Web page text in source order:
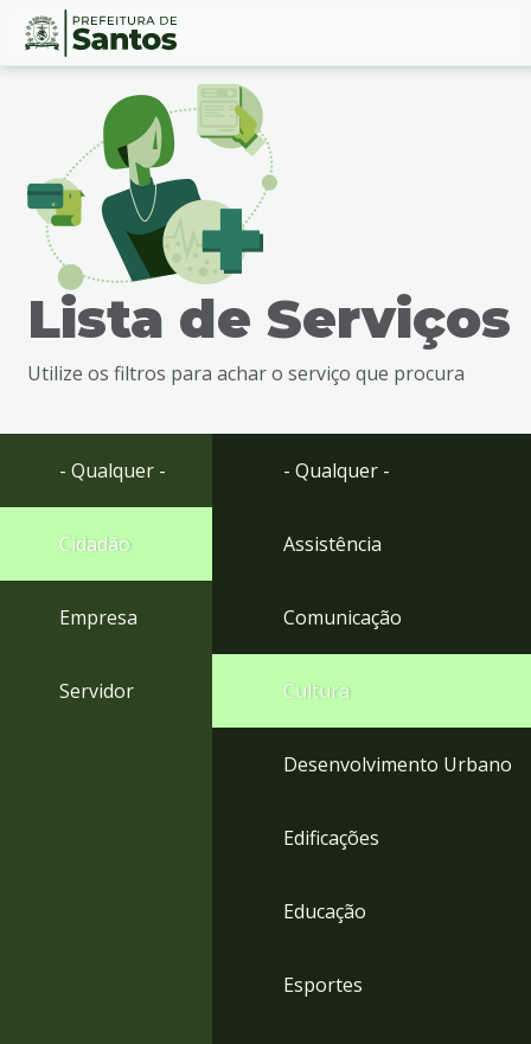
Ir
busca
Ir
rodapé
Conteúdo
Lista de Serviços
Utilize os filtros para achar o serviço que procura
- Qualquer -
Cidadão
Empresa
Servidor
- Qualquer -
Assistência
Comunicação
Cultura
Desenvolvimento Urbano
Edificações
Educação
Esportes